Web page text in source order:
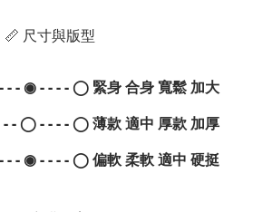
📏 尺寸與版型
- ◉ - - - - ◯ 緊身 合身寬鬆加大
- - ◯ - - - - ◯薄款適中 厚款 加厚
- ◉ - - - - ◯ 偏軟 柔軟適中 硬挺